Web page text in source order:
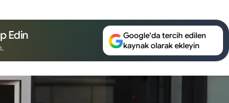
Edin
Google'da tercih edilen
kaynak olarak ekleyin